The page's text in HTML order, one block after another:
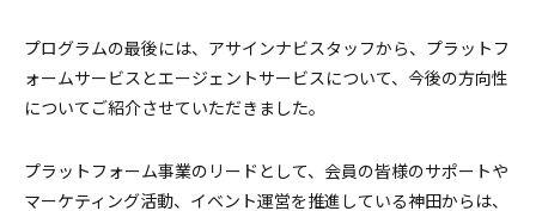
プログラムの最後には、アサインナビスタッフから、プラットフ
ォームサービスとエージェントサービスについて、今後の方向性
についてご紹介させていただきました。
プラットフォーム事業のリードとして、会員の皆様のサポートや
マーケティング活動、イベント運営を推進している神田からは、